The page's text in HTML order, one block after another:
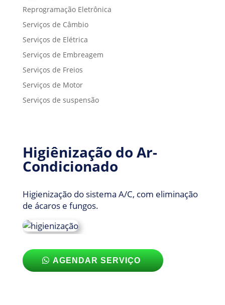
Reprogramação Eletrônica
Serviços de Câmbio
Serviços de Elétrica
Serviços de Embreagem
Serviços de Freios
Serviços de Motor
Serviços de suspensão
Higiênização do Ar-
Condicionado
Higienização do sistema A/C, com eliminação
de ácaros e fungos.
AGENDAR SERVIÇO